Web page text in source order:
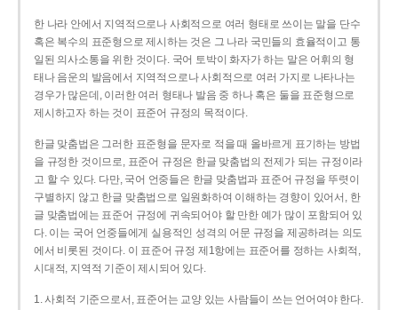
한 나라 안에서 지역적으로나 사회적으로 여러 형태로 쓰이는 말을 단수
혹은 복수의 표준형으로 제시하는 것은 그 나라 국민들의 효율적이고 통
일된 의사소통을 위한 것이다. 국어 토박이 화자가 하는 말은 어휘의 형
태나 음운의 발음에서 지역적으로나 사회적으로 여러 가지로 나타나는
경우가 많은데, 이러한 여러 형태나 발음 중 하나 혹은 둘을 표준형으로
제시하고자 하는 것이 표준어 규정의 목적이다.
한글 맞춤법은 그러한 표준형을 문자로 적을 때 올바르게 표기하는 방법
을 규정한 것이므로, 표준어 규정은 한글 맞춤법의 전제가 되는 규정이라
고 할 수 있다. 다만, 국어 언중들은 한글 맞춤법과 표준어 규정을 뚜렷이
구별하지 않고 한글 맞춤법으로 일원화하여 이해하는 경향이 있어서, 한
글 맞춤법에는 표준어 규정에 귀속되어야 할 만한 예가 많이 포함되어 있
다. 이는 국어 언중들에게 실용적인 성격의 어문 규정을 제공하려는 의도
에서 비롯된 것이다. 이 표준어 규정 제1항에는 표준어를 정하는 사회적,
시대적, 지역적 기준이 제시되어 있다.
1. 사회적 기준으로서, 표준어는 교양 있는 사람들이 쓰는 언어여야 한다.